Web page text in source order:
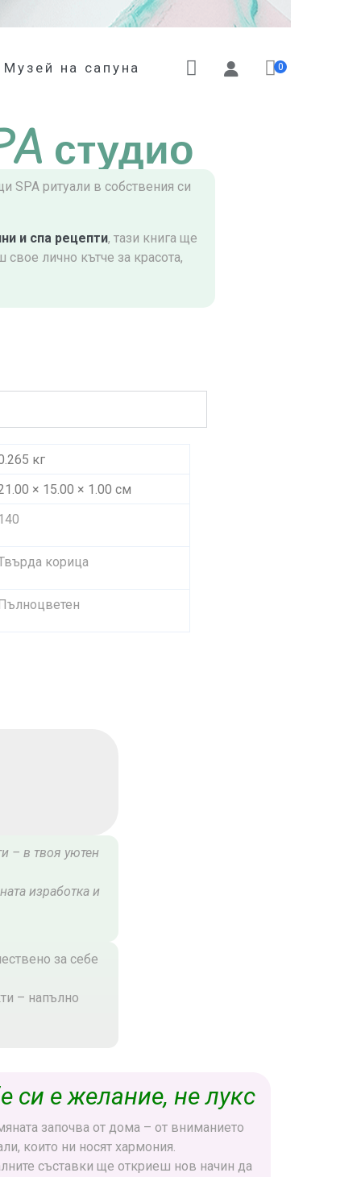
Музей на сапуна 0
студио
SPA ритуали в собствения си
и спа рецепти, тази книга ще
лично кътче за красота,
кг
× 15.00 × 1.00 см
корица
– в твоя уютен
изработка и
за себе
– напълно
си е желание, не лукс
започва от дома – от вниманието
които ни носят хармония.
съставки ще откриеш нов начин да